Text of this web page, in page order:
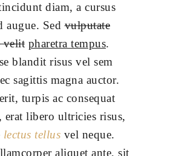
diam, a cursus
augue. Sedvulputate
velit pharetra tempus.
blandit risus vel sem
sagittis magna auctor.
turpis ac consequat
erat libero ultricies risus,
lectus tellus vel neque.
aliquet ante, sit